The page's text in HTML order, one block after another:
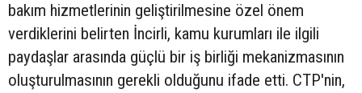
bakım hizmetlerinin geliştirilmesine özel önem
verdiklerini belirten İncirli, kamu kurumları ile ilgili
paydaşlar arasında güçlü bir iş birliği mekanizmasının
oluşturulmasının gerekli olduğunu ifade etti. CTP'nin,